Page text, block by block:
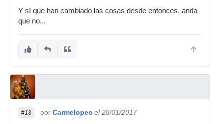
Y sí que han cambiado las cosas desde entonces, anda
que no...
#13 por Carmelopec el 28/01/2017